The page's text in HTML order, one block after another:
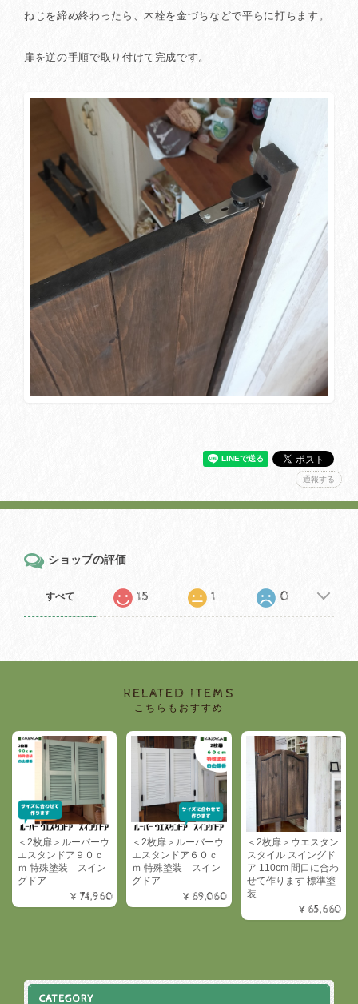
ねじを締め終わったら、木栓を金づちなどで平らに打ちます。
扉を逆の手順で取り付けて完成です。
通報する
ショップの評価
すべて 15 1 0
RELATED ITEMS
こちらもおすすめ
＜2枚扉＞ルーバーウ
エスタンドア９０ｃ
ｍ 特殊塗装 スイン
グドア
¥74,960
＜2枚扉＞ルーバーウ
エスタンドア６０ｃ
ｍ 特殊塗装 スイン
グドア
¥69,060
＜2枚扉＞ウエスタン
スタイル スイングド
ア 110cm 間口に合わ
せて作ります 標準塗
装
¥65,660
CATEGORY